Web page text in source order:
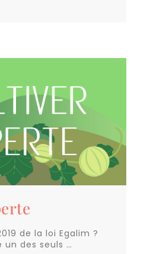
de la loi Egalim ?
un des seuls …